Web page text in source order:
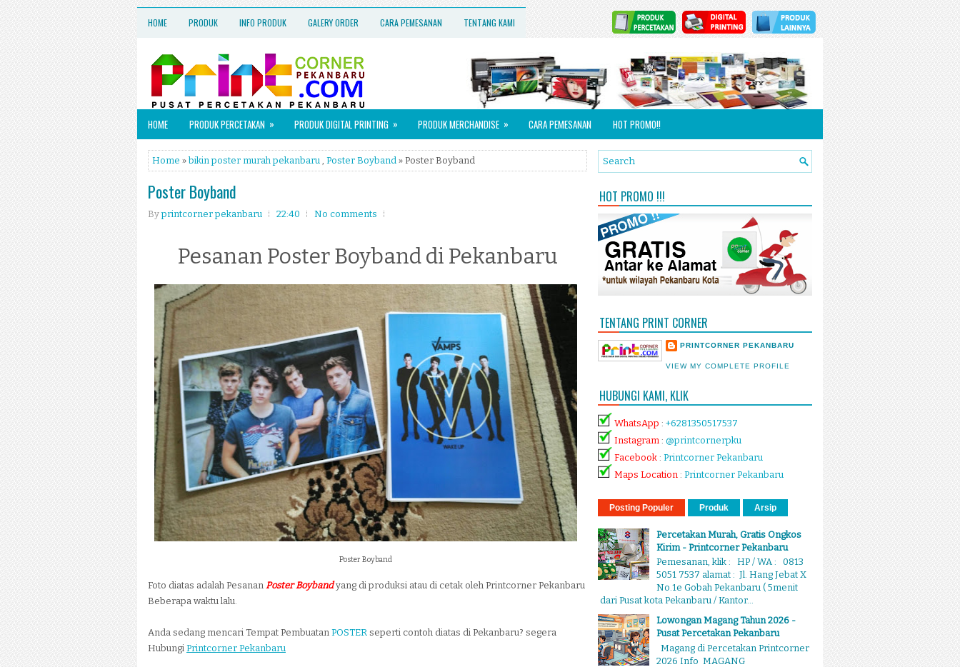
HOME PRODUK INFO PRODUK GALERY ORDER CARA PEMESANAN TENTANG KAMI
HOME PRODUK PERCETAKAN » PRODUK DIGITAL PRINTING » PRODUK MERCHANDISE » CARA PEMESANAN HOT PROMO!!
Home »bikin poster murah pekanbaru , Poster Boyband » Poster Boyband
Poster Boyband
Byprintcorner pekanbaru 22:40 No comments
Pesanan Poster Boyband di Pekanbaru
Poster Boyband
Foto diatas adalah Pesanan Poster Boybandyang di produksi atau di cetak oleh Printcorner Pekanbaru
Beberapa waktu lalu.
Anda sedang mencari Tempat Pembuatan POSTER seperti contoh diatas di Pekanbaru? segera
Hubungi Printcorner Pekanbaru
HOT PROMO !!!
TENTANG PRINT CORNER
PRINTCORNER PEKANBARU
VIEW MY COMPLETE PROFILE
HUBUNGI KAMI, KLIK
WhatsApp : +6281350517537
Instagram : @printcornerpku
Facebook : Printcorner Pekanbaru
Maps Location : Printcorner Pekanbaru
Posting Populer Produk Arsip
Percetakan Murah, Gratis Ongkos
Kirim - Printcorner Pekanbaru
Pemesanan, klik : HP / WA : 0813
5051 7537 alamat : Jl. Hang Jebat X
No.1e Gobah Pekanbaru ( 5menit
dari Pusat kota Pekanbaru / Kantor...
Lowongan Magang Tahun 2026 -
Pusat Percetakan Pekanbaru
Magang di Percetakan Printcorner
2026 Info MAGANG